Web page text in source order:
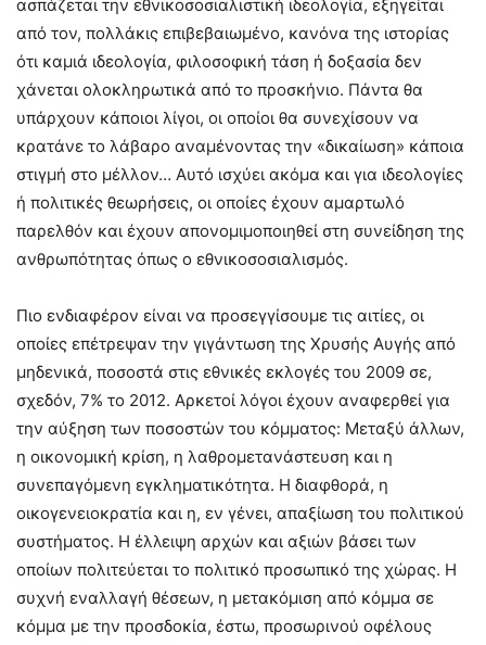
ασπάζεται την εθνικοσοσιαλιστική ιδεολογία, εξηγείται
από τον, πολλάκις επιβεβαιωμένο, κανόνα της ιστορίας
ότι καμιά ιδεολογία, φιλοσοφική τάση ή δοξασία δεν
χάνεται ολοκληρωτικά από το προσκήνιο. Πάντα θα
υπάρχουν κάποιοι λίγοι, οι οποίοι θα συνεχίσουν να
κρατάνε το λάβαρο αναμένοντας την «δικαίωση» κάποια
στιγμή στο μέλλον… Αυτό ισχύει ακόμα και για ιδεολογίες
ή πολιτικές θεωρήσεις, οι οποίες έχουν αμαρτωλό
παρελθόν και έχουν απονομιμοποιηθεί στη συνείδηση της
ανθρωπότητας όπως ο εθνικοσοσιαλισμός.
Πιο ενδιαφέρον είναι να προσεγγίσουμε τις αιτίες, οι
οποίες επέτρεψαν την γιγάντωση της Χρυσής Αυγής από
μηδενικά, ποσοστά στις εθνικές εκλογές του 2009 σε,
σχεδόν, 7% το 2012. Αρκετοί λόγοι έχουν αναφερθεί για
την αύξηση των ποσοστών του κόμματος: Μεταξύ άλλων,
η οικονομική κρίση, η λαθρομετανάστευση και η
συνεπαγόμενη εγκληματικότητα. Η διαφθορά, η
οικογενειοκρατία και η, εν γένει, απαξίωση του πολιτικού
συστήματος. Η έλλειψη αρχών και αξιών βάσει των
οποίων πολιτεύεται το πολιτικό προσωπικό της χώρας. Η
συχνή εναλλαγή θέσεων, η μετακόμιση από κόμμα σε
κόμμα με την προσδοκία, έστω, προσωρινού οφέλους